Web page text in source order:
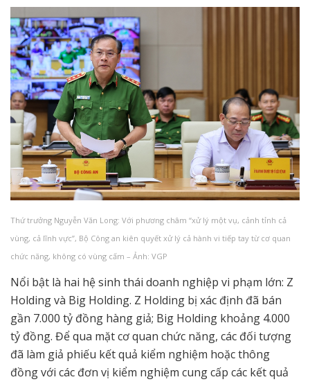
Thứ trưởng Nguyễn Văn Long: Với phương châm “xử lý một vụ, cảnh tỉnh cả
vùng, cả lĩnh vực”, Bộ Công an kiên quyết xử lý cả hành vi tiếp tay từ cơ quan
chức năng, không có vùng cấm – Ảnh: VGP
Nổi bật là hai hệ sinh thái doanh nghiệp vi phạm lớn: Z
Holding và Big Holding. Z Holding bị xác định đã bán
gần 7.000 tỷ đồng hàng giả; Big Holding khoảng 4.000
tỷ đồng. Để qua mặt cơ quan chức năng, các đối tượng
đã làm giả phiếu kết quả kiểm nghiệm hoặc thông
đồng với các đơn vị kiểm nghiệm cung cấp các kết quả